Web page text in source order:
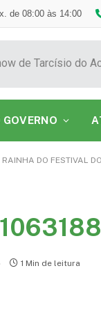
de 08:00 às 14:00
GOVERNO
RAINHA DO FESTIVAL
1 Min de leitura